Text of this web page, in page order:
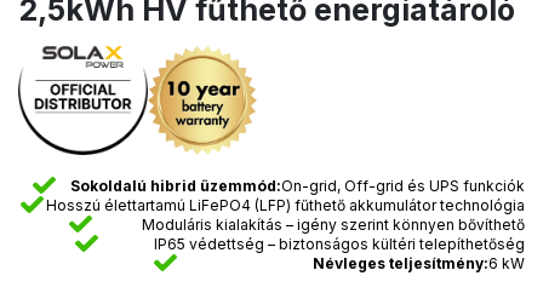
2,5kWh HV fűthető energiatároló
Sokoldalú hibrid üzemmód:On-grid, Off-grid és UPS funkciók
Hosszú élettartamú LiFePO4 (LFP) fűthető akkumulátor technológia
Moduláris kialakítás – igény szerint könnyen bővíthető
IP65 védettség – biztonságos kültéri telepíthetőség
Névleges teljesítmény:6 kW